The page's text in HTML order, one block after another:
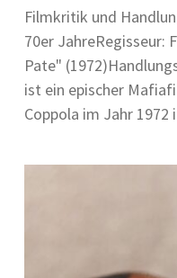
Filmkritik und
70er JahreRegisseur:
Pate"
ist ein epischer
Coppola im Jahr